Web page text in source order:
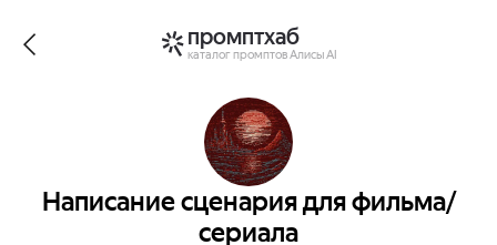
промптхаб
каталог промптов Алисы AI
Написание сценария для фильма/
сериала